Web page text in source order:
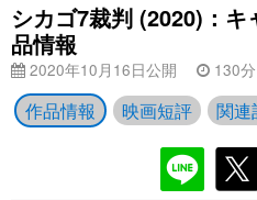
シカゴ7裁判 (2020)：
品情報
2020年10月16日公開 130分
作品情報 映画短評 関連